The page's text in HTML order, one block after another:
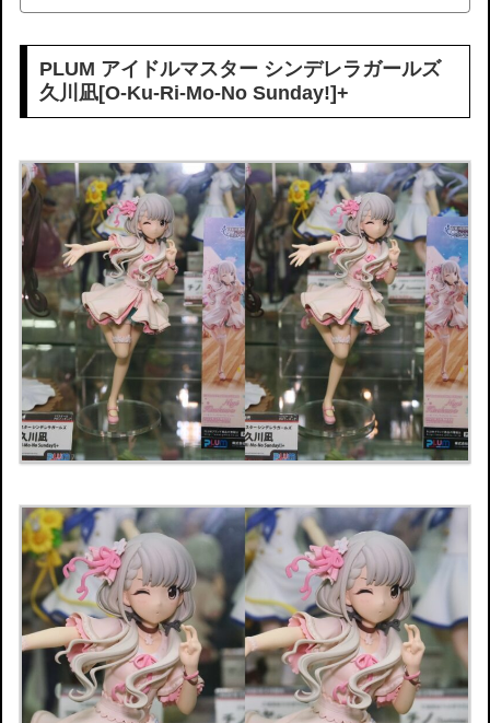
PLUM アイドルマスター シンデレラガールズ
久川凪[O-Ku-Ri-Mo-No Sunday!]+